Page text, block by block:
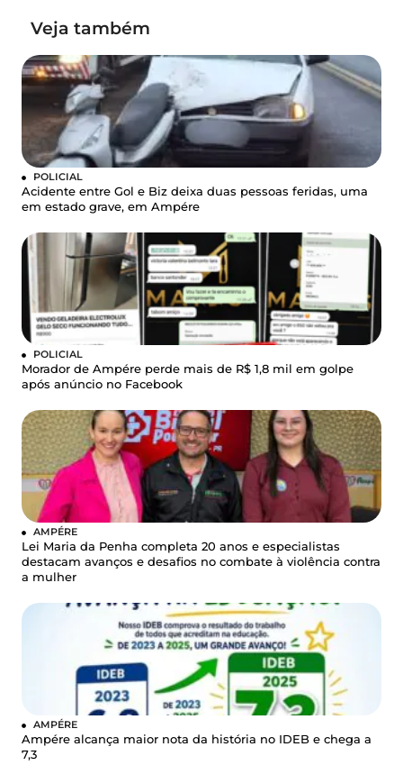
Veja também
POLICIAL
Acidente entre Gol e Biz deixa duas pessoas feridas, uma
em estado grave, em Ampére
POLICIAL
Morador de Ampére perde mais de R$ 1,8 mil em golpe
após anúncio no Facebook
AMPÉRE
Lei Maria da Penha completa 20 anos e especialistas
destacam avanços e desafios no combate à violência contra
a mulher
AMPÉRE
Ampére alcança maior nota da história no IDEB e chega a
7,3